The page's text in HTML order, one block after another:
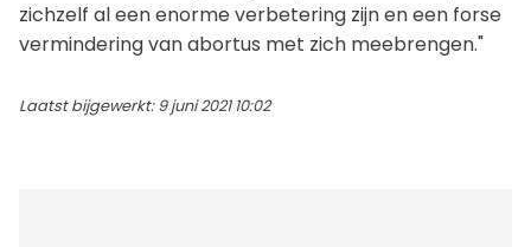
zichzelf al een enorme verbetering zijn en een forse
vermindering van abortus met zich meebrengen."
Laatst bijgewerkt: 9 juni 2021 10:02